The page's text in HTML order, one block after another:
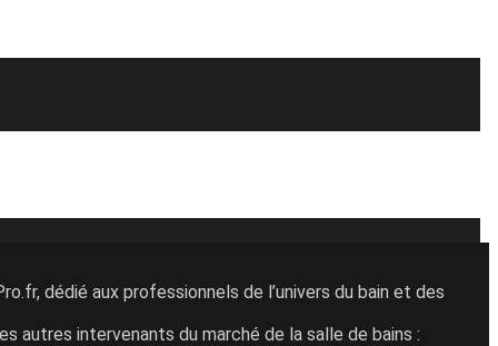
dédié aux professionnels de l’univers du bain et des
autres intervenants du marché de la salle de bains :